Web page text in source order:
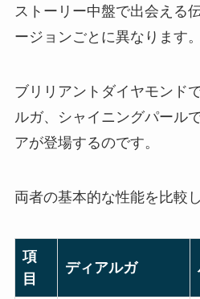
ストーリー中盤で出会える
ージョンごとに異なります。
ブリリアントダイヤモンド
ルガ、シャイニングパール
アが登場するのです。
両者の基本的な性能を比較
項
目
ディアルガ